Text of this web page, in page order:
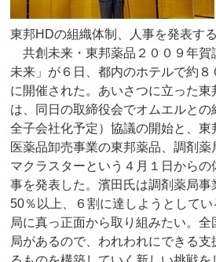
東邦HDの組織体制、人事を発表す
共創未来・東邦薬品２００９年賀
未来」が６日、都内のホテルで約
に開催された。あいさつに立った
は、同日の取締役会でオムエルと
全子会社化予定）協議の開始と、東
医薬品卸売事業の東邦薬品、調剤
マクラスターという４月１日からの
事を発表した。濱田氏は調剤薬局
50％以上、６割に達しようとして
局に真っ正面から取り組みたい。
局があるので、われわれにできる